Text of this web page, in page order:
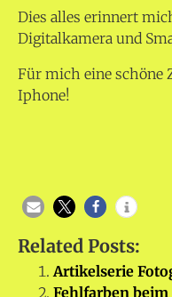
Dies alles erinnert
Digitalkamera und
Für mich eine schöne
Iphone!
Related Posts:
Artikelserie
Fehlfarben